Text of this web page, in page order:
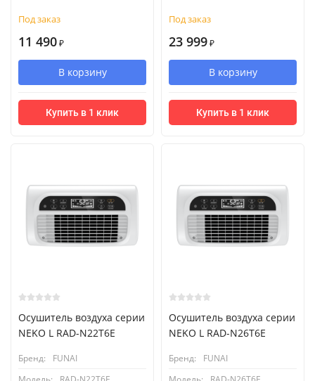
Под заказ
11 490 ₽
В корзину
Купить в 1 клик
Под заказ
23 999 ₽
В корзину
Купить в 1 клик
Осушитель воздуха серии
NEKO L RAD-N22T6E
Бренд:
FUNAI
Осушитель воздуха серии
NEKO L RAD-N26T6E
Бренд:
FUNAI